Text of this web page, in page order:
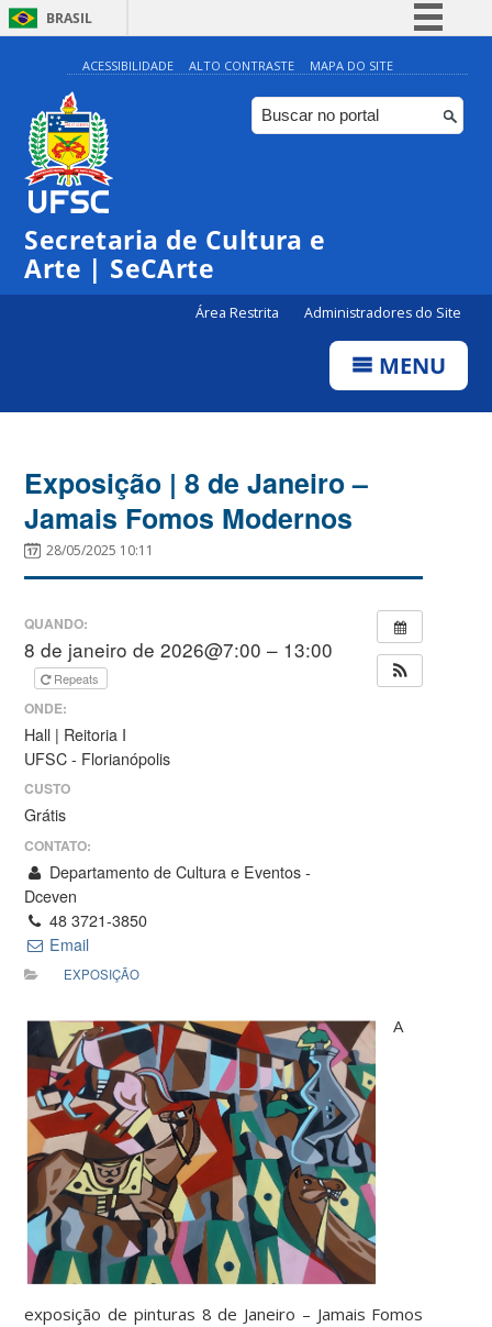
BRASIL
Simplifique!
Comunica BR
Participe
ACESSIBILIDADE ALTO CONTRASTE MAPA DO SITE
Secretaria de Cultura e
Arte | SeCArte
Área Restrita Administradores do Site
MENU
Exposição | 8 de Janeiro –
Jamais Fomos Modernos
28/05/2025 10:11
QUANDO:
8 de janeiro de 2026@7:00 – 13:00
Repeats
ONDE:
Hall | Reitoria I
UFSC - Florianópolis
CUSTO
Grátis
CONTATO:
Departamento de Cultura e Eventos -
Dceven
48 3721-3850
Email
EXPOSIÇÃO
A
exposição de pinturas 8 de Janeiro – Jamais Fomos